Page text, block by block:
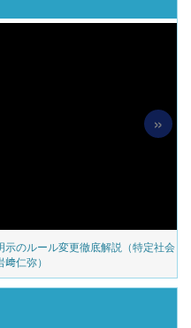
示のルール変更徹底解説（特定社会
仁弥）
»